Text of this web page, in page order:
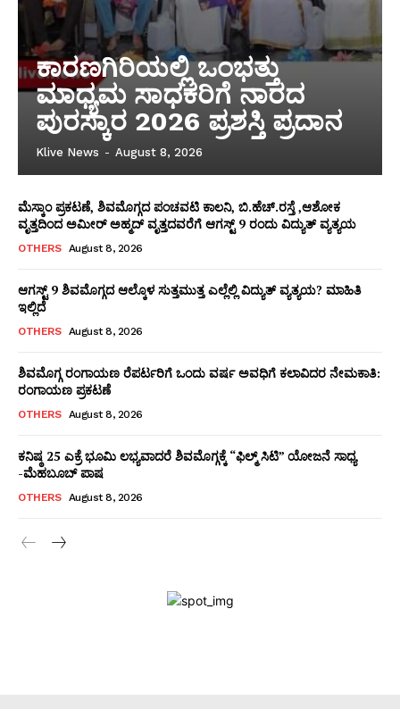
WhatsApp
Facebook
LinkedIn
Messenger
X Telegram
Twitter
Email
Copy
Link
SUBSCRIBE NOW
ಕಾರಣಗಿರಿಯಲ್ಲಿ ಒಂಭತ್ತು
ಮಾಧ್ಯಮ ಸಾಧಕರಿಗೆ ನಾರದ
ಪುರಸ್ಕಾರ 2026 ಪ್ರಶಸ್ತಿ ಪ್ರದಾನ‌
Klive News - August 8, 2026
ಮೆಸ್ಕಾಂ ಪ್ರಕಟಣೆ, ಶಿವಮೊಗ್ಗದ ಪಂಚವಟಿ ಕಾಲನಿ, ಬಿ.ಹೆಚ್.ರಸ್ತೆ ,ಆಶೋಕ
ವೃತ್ತದಿಂದ ಅಮೀರ್ ಅಹ್ಮದ್ ವೃತ್ತದವರೆಗೆ ಆಗಸ್ಟ್ 9 ರಂದು ವಿದ್ಯುತ್ ವ್ಯತ್ಯಯ
OTHERS August 8, 2026
ಆಗಸ್ಟ್ 9 ಶಿವಮೊಗ್ಗದ ಆಲ್ಕೊಳ ಸುತ್ತಮುತ್ತ ಎಲ್ಲೆಲ್ಲಿ ವಿದ್ಯುತ್ ವ್ಯತ್ಯಯ? ಮಾಹಿತಿ
ಇಲ್ಲಿದೆ
OTHERS August 8, 2026
ಶಿವಮೊಗ್ಗ ರಂಗಾಯಣ ರೆಪರ್ಟರಿಗೆ ಒಂದು ವರ್ಷ ಅವಧಿಗೆ ಕಲಾವಿದರ ನೇಮಕಾತಿ:
ರಂಗಾಯಣ ಪ್ರಕಟಣೆ
OTHERS August 8, 2026
ಕನಿಷ್ಠ 25 ಎಕ್ರೆ ಭೂಮಿ ಲಭ್ಯವಾದರೆ ಶಿವಮೊಗ್ಗಕ್ಕೆ “ಫಿಲ್ಮ್ ಸಿಟಿ” ಯೋಜನೆ ಸಾಧ್ಯ
-ಮೆಹಬೂಬ್ ಪಾಷ
OTHERS August 8, 2026